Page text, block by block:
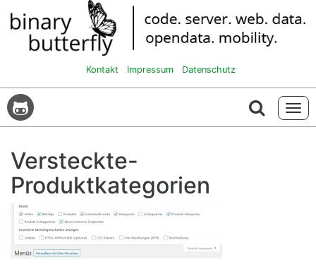
Kontakt Impressum Datenschutz
Versteckte-
Produktkategorien